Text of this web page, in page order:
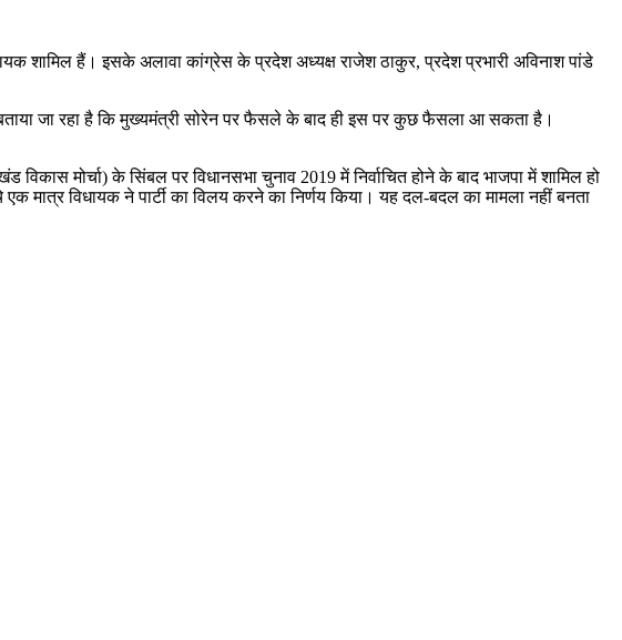
शामिल हैं। इसके अलावा कांग्रेस के प्रदेश अध्यक्ष राजेश ठाकुर, प्रदेश प्रभारी अविनाश पांडे
जा रहा है कि मुख्यमंत्री सोरेन पर फैसले के बाद ही इस पर कुछ फैसला आ सकता है।
मोर्चा) के सिंबल पर विधानसभा चुनाव 2019 में निर्वाचित होने के बाद भाजपा में शामिल हो
मात्र विधायक ने पार्टी का विलय करने का निर्णय किया। यह दल-बदल का मामला नहीं बनता